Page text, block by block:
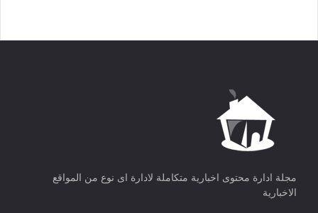
مجلة ادارة محتوى اخبارية متكاملة لادارة اى نوع من المواقع
الاخبارية